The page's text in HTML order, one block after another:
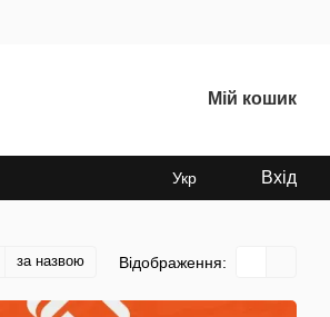
Мій кошик
Укр Вхід
за назвою Відображення: